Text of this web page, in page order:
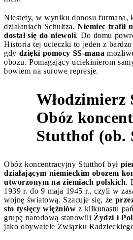
Niestety, w wyniku donosu furmana,
działaniach Schultza, Niemiec trafił
dostał się do niewoli. Do domu
Historia tej ucieczki to jeden z
gdy dzięki pomocy SS-mana
obozu. Pomagający uciekinierom
bowiem na surowe represje.
Włodzimierz
Obóz
Stutthof (ob.
Obóz koncentracyjny Stutthof był
działającym niemieckim obozem
utworzonym na ziemiach polskich.
1939 r. do 9 maja 1945 r., czyli w
wojnę światową. Szacuje się, że
sto tysięcy więźniów z kilkunastu
grupę narodową stanowili Żydzi i
jako obywatele Związku